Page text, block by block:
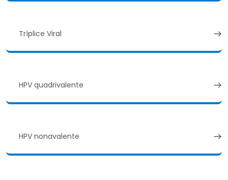
Tríplice Viral
HPV quadrivalente
HPV nonavalente